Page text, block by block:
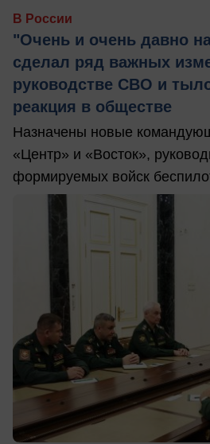
В России
"Очень и очень давно
сделал ряд важных
руководстве СВО и
реакция в обществе
Назначены новые
«Центр» и «Восток»,
формируемых войск